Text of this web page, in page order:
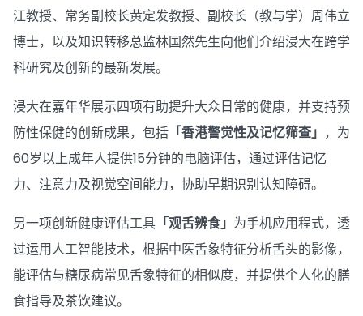
江教授、常务副校长黄定发教授、副校长（教与学）周伟立
博士，以及知识转移总监林国然先生向他们介绍浸大在跨学
科研究及创新的最新发展。
浸大在嘉年华展示四项有助提升大众日常的健康，并支持预
防性保健的创新成果，包括 「香港警觉性及记忆筛查」 ，为
60岁以上成年人提供15分钟的电脑评估，通过评估记忆
力、注意力及视觉空间能力，协助早期识别认知障碍。
另一项创新健康评估工具 「观舌辨食」 为手机应用程式，透
过运用人工智能技术，根据中医舌象特征分析舌头的影像，
能评估与糖尿病常见舌象特征的相似度，并提供个人化的膳
食指导及茶饮建议。